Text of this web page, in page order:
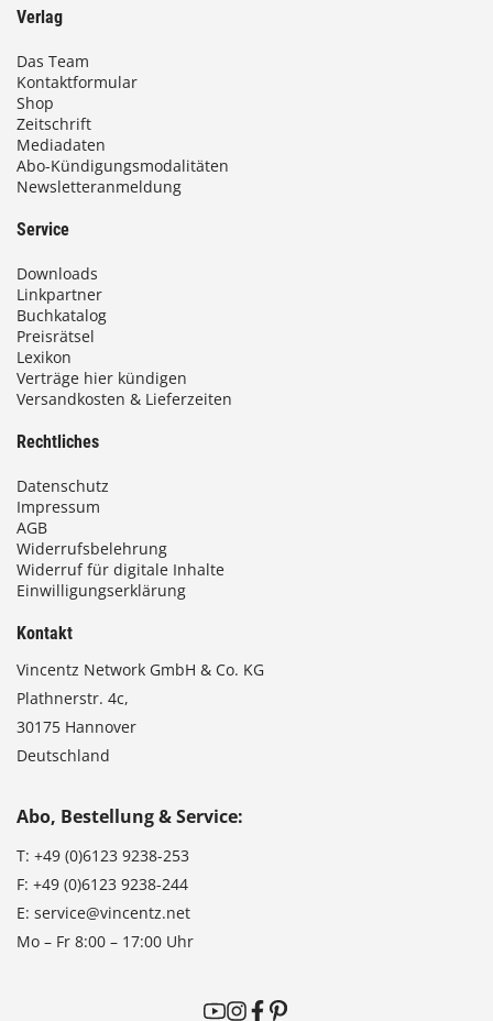
Verlag
Das Team
Kontaktformular
Shop
Zeitschrift
Mediadaten
Abo-Kündigungsmodalitäten
Newsletteranmeldung
Service
Downloads
Linkpartner
Buchkatalog
Preisrätsel
Lexikon
Verträge hier kündigen
Versandkosten & Lieferzeiten
Rechtliches
Datenschutz
Impressum
AGB
Widerrufsbelehrung
Widerruf für digitale Inhalte
Einwilligungserklärung
Kontakt
Vincentz Network GmbH & Co. KG
Plathnerstr. 4c,
30175 Hannover
Deutschland
Abo, Bestellung & Service:
T: +49 (0)6123 9238-253
F: +49 (0)6123 9238-244
E: service@vincentz.net
Mo – Fr 8:00 – 17:00 Uhr